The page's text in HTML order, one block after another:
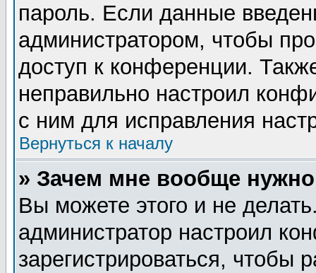
пароль. Если данные
администратором, чтобы
доступ к конференции.
неправильно настроил
с ним для исправления
Вернуться к началу
» Зачем мне вообще нужно
Вы можете этого и не
администратор настроил
зарегистрироваться,